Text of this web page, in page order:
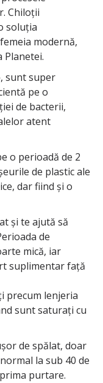
Chiloții
soluția
modernă,
Planetei.
sunt super
pe o
de bacterii,
atent
o perioadă de 2
de plastic ale
dar fiind și o
și te ajută să
de
mică, iar
suplimentar față
precum lenjeria
sunt saturați cu
de spălat, doar
la sub 40 de
purtare.